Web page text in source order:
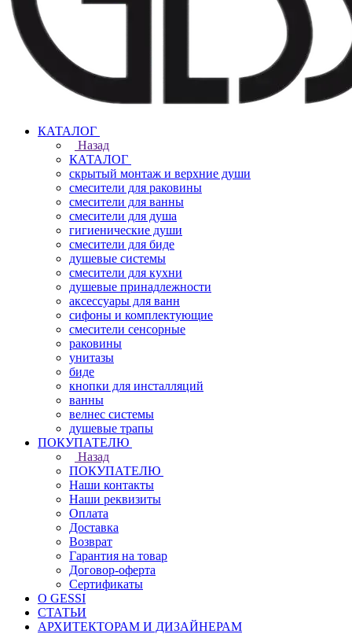
КАТАЛОГ
Назад
КАТАЛОГ
скрытый монтаж и верхние души
смесители для раковины
смесители для ванны
смесители для душа
гигиенические души
смесители для биде
душевые системы
смесители для кухни
душевые принадлежности
аксессуары для ванн
сифоны и комплектующие
смесители сенсорные
раковины
унитазы
биде
кнопки для инсталляций
ванны
велнес системы
душевые трапы
ПОКУПАТЕЛЮ
Назад
ПОКУПАТЕЛЮ
Наши контакты
Наши реквизиты
Оплата
Доставка
Возврат
Гарантия на товар
Договор-оферта
Сертификаты
О GESSI
СТАТЬИ
АРХИТЕКТОРАМ И ДИЗАЙНЕРАМ